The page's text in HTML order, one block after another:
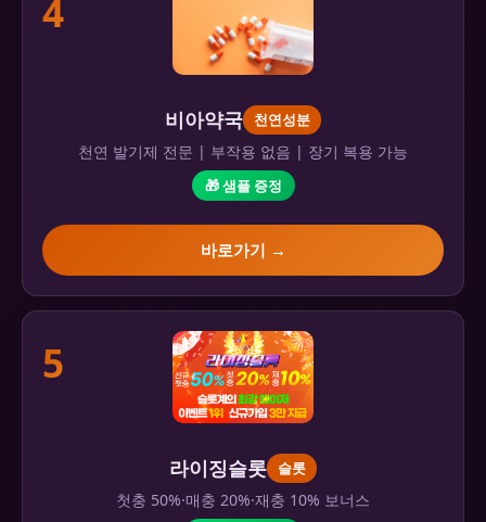
4
비아약국 천연성분
천연 발기제 전문 | 부작용 없음 | 장기 복용 가능
🎁 샘플 증정
바로가기 →
5
라이징슬롯 슬롯
첫충 50%·매충 20%·재충 10% 보너스